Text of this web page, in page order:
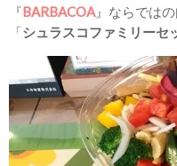
『BARBACOA 』ならでは
「シュラスコファミリーセ